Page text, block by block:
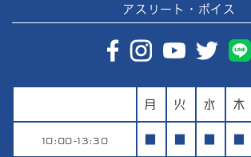
アスリート・ボイス
月 火 水 木
10:00-13:30